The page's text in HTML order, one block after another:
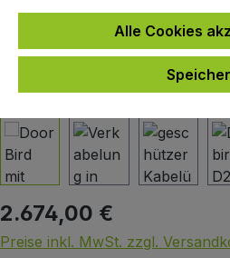
Regulärer Preis:
2.674,00 €
Preise inkl. MwSt. zzgl.
Alle Cookies